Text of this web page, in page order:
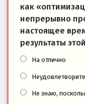
как
непрерывно
настоящее
результаты
На отлично
Не знаю,